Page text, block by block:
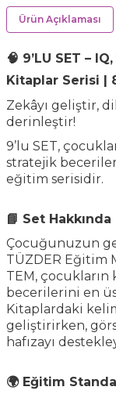
Ürün Açıklaması
🧠 9’LU SET –
Kitaplar Serisi |
Zekâyı geliştir,
derinleştir!
9’lu SET,
stratejik
eğitim serisidir.
📘 Set Hakkında
Çocuğunuzun
TÜZDER Eğitim
TEM,
becerilerini en
Kitaplardaki
geliştirirken,
hafızayı
🌍 Eğitim